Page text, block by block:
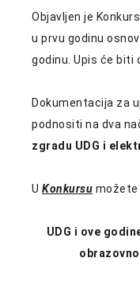
Objavljen je
u prvu godinu
godinu. Upis će biti
Dokumentacija za
podnositi na dva
zgradu UDG i
U Konkursu možete
UDG i ove